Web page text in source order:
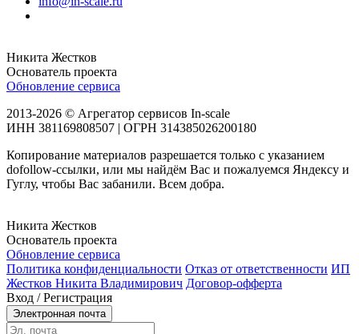
Никита Жестков
Основатель проекта
Обновление сервиса
2013-2026 © Агрегатор сервисов In-scale
ИНН 381169808507 | ОГРН 314385026200180
Копирование материалов разрешается только с указанием
dofollow-ссылки, или мы найдём Вас и пожалуемся Яндексу и
Гуглу, чтобы Вас забанили. Всем добра.
Никита Жестков
Основатель проекта
Обновление сервиса
Политика конфиденциальности Отказ от ответственности ИП
Жестков Никита Владимирович Договор-офферта
Вход / Регистрация
Электронная почта